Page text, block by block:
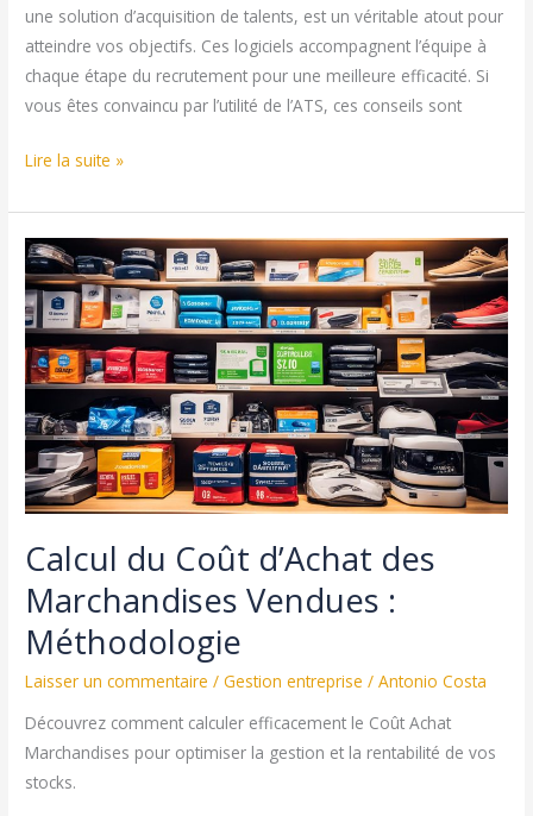
une solution d’acquisition de talents, est un véritable atout pour
atteindre vos objectifs. Ces logiciels accompagnent l’équipe à
chaque étape du recrutement pour une meilleure efficacité. Si
vous êtes convaincu par l’utilité de l’ATS, ces conseils sont
Conseils
d’un
ATS
dans
votre
stratégie
de
recrutement
numérique
Lire la suite »
Calcul du Coût d’Achat des
Marchandises Vendues :
Méthodologie
Laisser un commentaire /Gestion entreprise /Antonio Costa
Découvrez comment calculer efficacement le Coût Achat
Marchandises pour optimiser la gestion et la rentabilité de vos
stocks.